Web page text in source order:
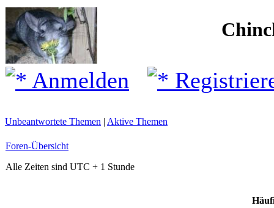
Anmelden
Unbeantwortete Themen | Aktive Themen
Foren-Übersicht
Alle Zeiten sind UTC + 1 Stunde